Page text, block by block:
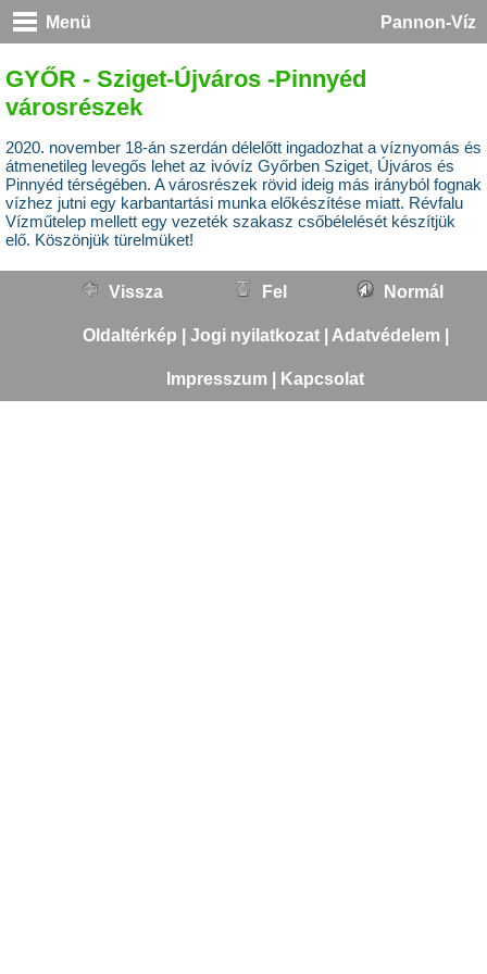
Menü Pannon-Víz
GYŐR - Sziget-Újváros -Pinnyéd
városrészek
2020. november 18-án szerdán délelőtt ingadozhat a víznyomás és
átmenetileg levegős lehet az ivóvíz Győrben Sziget, Újváros és
Pinnyéd térségében. A városrészek rövid ideig más irányból fognak
vízhez jutni egy karbantartási munka előkészítése miatt. Révfalu
Vízműtelep mellett egy vezeték szakasz csőbélelését készítjük
elő. Köszönjük türelmüket!
Vissza Fel Normál
Oldaltérkép Jogi nyilatkozat| Adatvédelem|
Impresszum Kapcsolat